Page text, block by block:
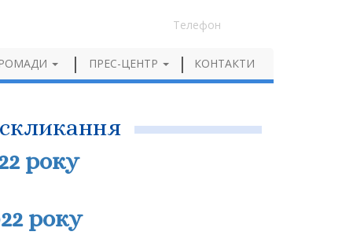
Телефон
ПРЕС-ЦЕНТР КОНТАКТИ
року
року